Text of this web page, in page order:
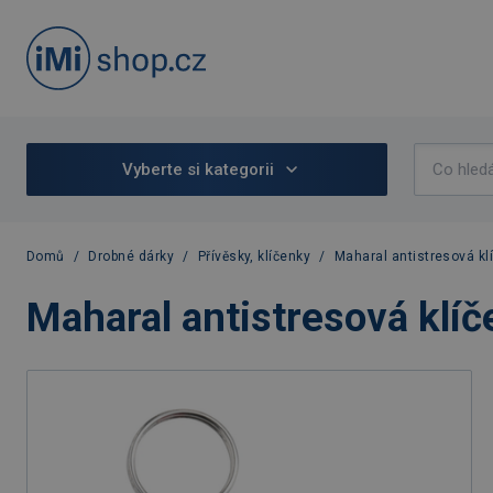
Vyberte si kategorii
Domů / Drobné dárky / Přívěsky, klíčenky / Maharal antistresová
Maharal antistresová